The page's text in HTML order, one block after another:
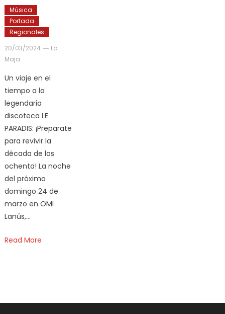
Música
Portada
Regionales
20/03/2024
La
Maja
Un viaje en el
tiempo a la
legendaria
discoteca LE
PARADIS: ¡Preparate
para revivir la
década de los
ochenta! La noche
del próximo
domingo 24 de
marzo en OMI
Lanús,…
Read More